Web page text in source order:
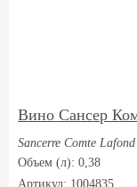
Вино Cансер
Sancerre Comte Lafond
Объем (л): 0,38
Артикул: 1004835